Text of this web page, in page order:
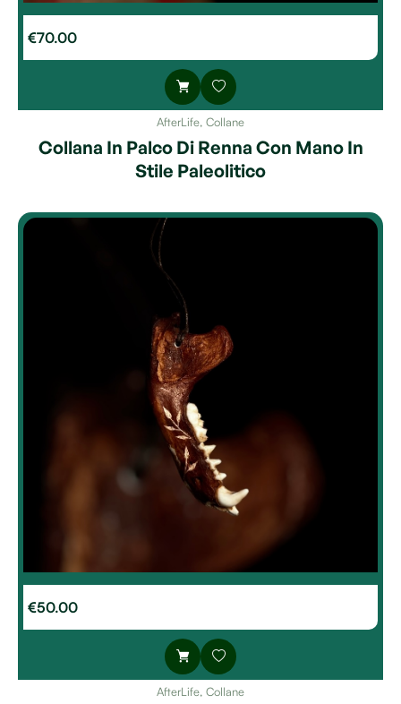
€70.00
AfterLife, Collane
Collana In Palco Di Renna Con Mano In
Stile Paleolitico
€50.00
AfterLife, Collane